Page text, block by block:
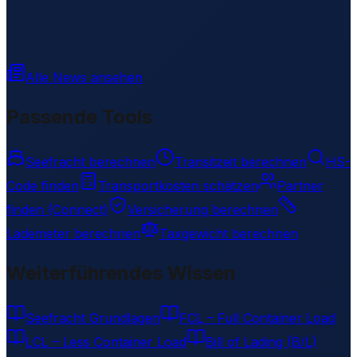
Alle News ansehen
Passende Tools
Seefracht berechnen Transitzeit berechnen
HS-
Code finden
Transportkosten schätzen
Partner
finden (Connect)
Versicherung berechnen
Lademeter berechnen
Taxgewicht berechnen
Weiterführendes Wissen
Seefracht Grundlagen
FCL – Full Container Load
LCL – Less Container Load
Bill of Lading (B/L)